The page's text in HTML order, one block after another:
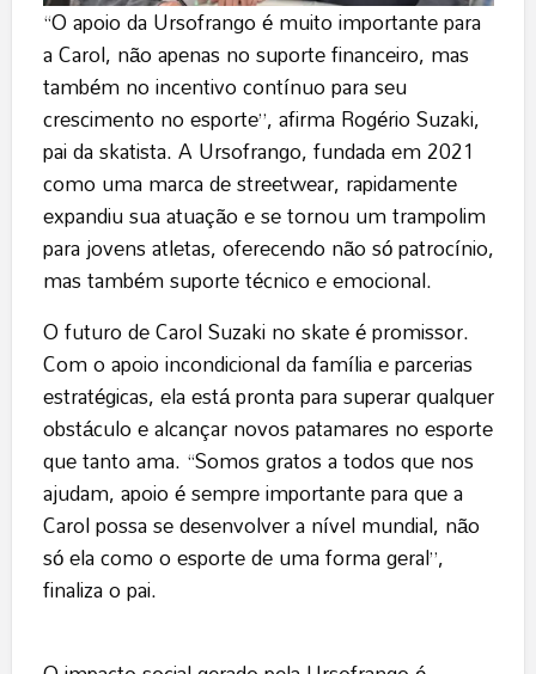
“O apoio da Ursofrango é muito importante para
a Carol, não apenas no suporte financeiro, mas
também no incentivo contínuo para seu
crescimento no esporte”, afirma Rogério Suzaki,
pai da skatista. A Ursofrango, fundada em 2021
como uma marca de streetwear, rapidamente
expandiu sua atuação e se tornou um trampolim
para jovens atletas, oferecendo não só patrocínio,
mas também suporte técnico e emocional.
O futuro de Carol Suzaki no skate é promissor.
Com o apoio incondicional da família e parcerias
estratégicas, ela está pronta para superar qualquer
obstáculo e alcançar novos patamares no esporte
que tanto ama. “Somos gratos a todos que nos
ajudam, apoio é sempre importante para que a
Carol possa se desenvolver a nível mundial, não
só ela como o esporte de uma forma geral”,
finaliza o pai.